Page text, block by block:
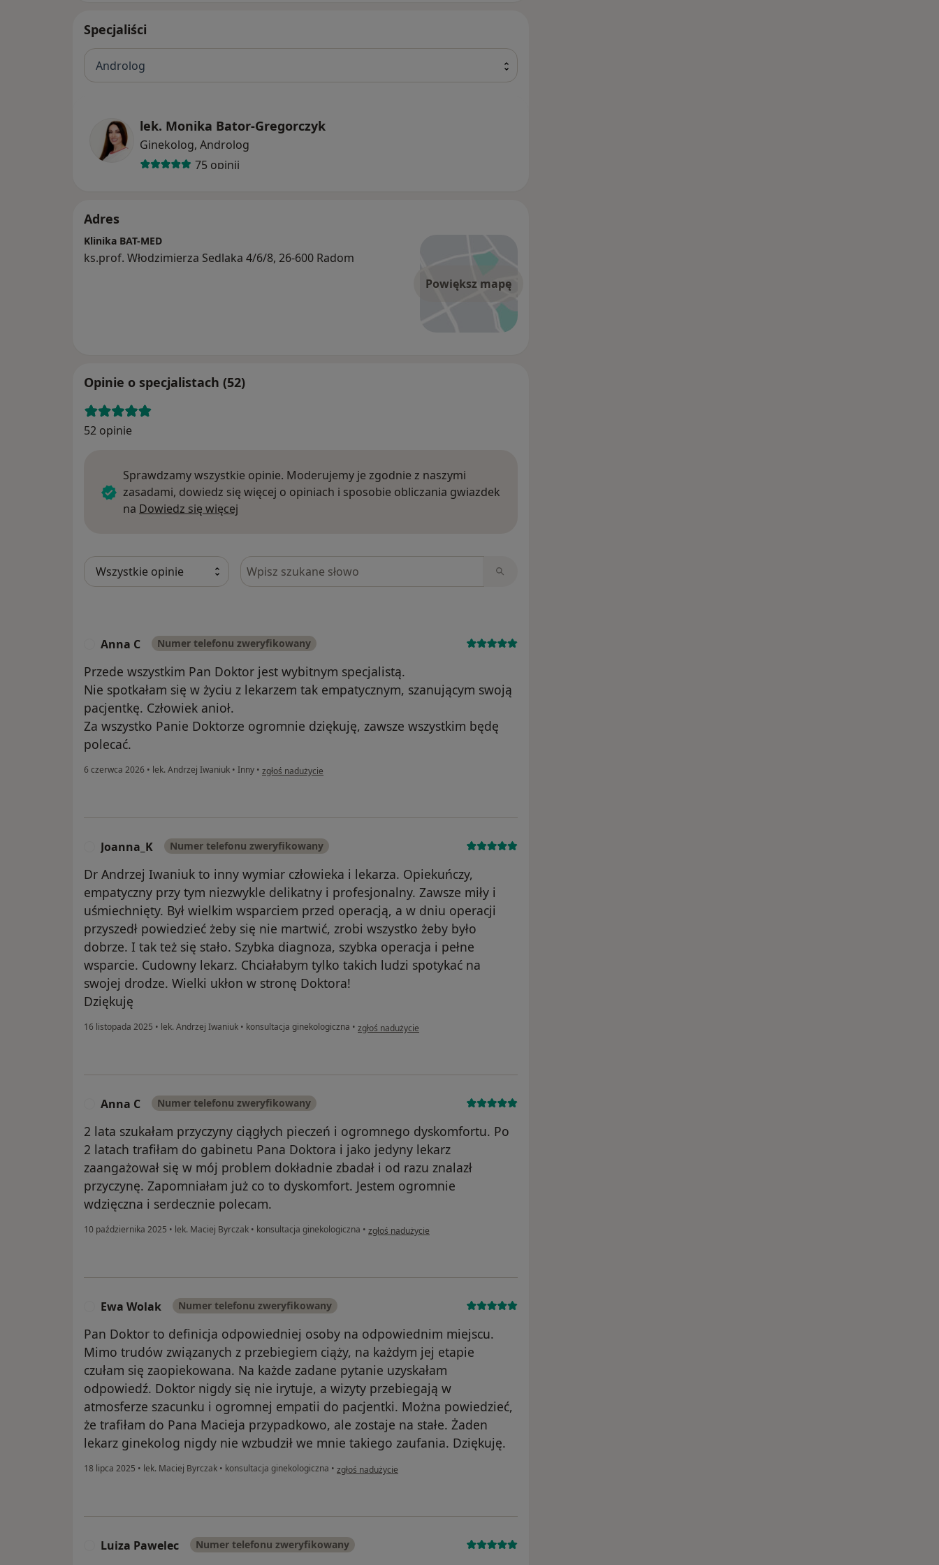
Specjaliści
Androlog
lek. Monika Bator-Gregorczyk
Ginekolog, Androlog
75 opinii
Adres
Powiększ mapę
Klinika BAT-MED
ks.prof. Włodzimierza Sedlaka 4/6/8, 26-600 Radom
Opinie o specjalistach (52)
52 opinie
Sprawdzamy wszystkie opinie. Moderujemy je zgodnie z naszymi
zasadami, dowiedz się więcej o opiniach i sposobie obliczania gwiazdek
na Dowiedz się więcej
Szukaj w opiniach
Anna C Numer telefonu zweryfikowany
Przede wszystkim Pan Doktor jest wybitnym specjalistą.
Nie spotkałam się w życiu z lekarzem tak empatycznym, szanującym swoją
pacjentkę. Człowiek anioł.
Za wszystko Panie Doktorze ogromnie dziękuję, zawsze wszystkim będę
polecać.
6 czerwca 2026 • lek. Andrzej Iwaniuk • Inny • w opinii użytkownika Anna C
zgłoś nadużycie
Joanna_K Numer telefonu zweryfikowany
Dr Andrzej Iwaniuk to inny wymiar człowieka i lekarza. Opiekuńczy,
empatyczny przy tym niezwykle delikatny i profesjonalny. Zawsze miły i
uśmiechnięty. Był wielkim wsparciem przed operacją, a w dniu operacji
przyszedł powiedzieć żeby się nie martwić, zrobi wszystko żeby było
dobrze. I tak też się stało. Szybka diagnoza, szybka operacja i pełne
wsparcie. Cudowny lekarz. Chciałabym tylko takich ludzi spotykać na
swojej drodze. Wielki ukłon w stronę Doktora!
Dziękuję
16 listopada 2025 • lek. Andrzej Iwaniuk • konsultacja ginekologiczna • w opinii użytkownika Joanna_K
zgłoś nadużycie
Anna C Numer telefonu zweryfikowany
2 lata szukałam przyczyny ciągłych pieczeń i ogromnego dyskomfortu. Po
2 latach trafiłam do gabinetu Pana Doktora i jako jedyny lekarz
zaangażował się w mój problem dokładnie zbadał i od razu znalazł
przyczynę. Zapomniałam już co to dyskomfort. Jestem ogromnie
wdzięczna i serdecznie polecam.
10 października 2025 • lek. Maciej Byrczak • konsultacja ginekologiczna • w opinii użytkownika Anna C
zgłoś nadużycie
Ewa Wolak Numer telefonu zweryfikowany
Pan Doktor to definicja odpowiedniej osoby na odpowiednim miejscu.
Mimo trudów związanych z przebiegiem ciąży, na każdym jej etapie
czułam się zaopiekowana. Na każde zadane pytanie uzyskałam
odpowiedź. Doktor nigdy się nie irytuje, a wizyty przebiegają w
atmosferze szacunku i ogromnej empatii do pacjentki. Można powiedzieć,
że trafiłam do Pana Macieja przypadkowo, ale zostaje na stałe. Żaden
lekarz ginekolog nigdy nie wzbudził we mnie takiego zaufania. Dziękuję.
18 lipca 2025 • lek. Maciej Byrczak • konsultacja ginekologiczna • w opinii użytkownika Ewa Wolak
zgłoś nadużycie
Luiza Pawelec Numer telefonu zweryfikowany